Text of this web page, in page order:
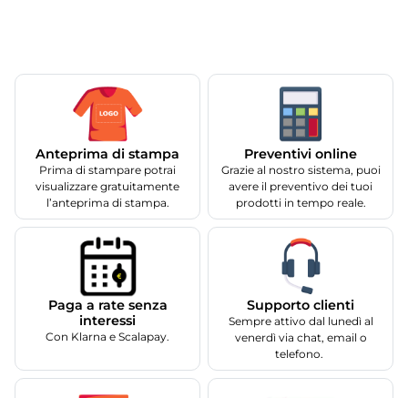
Anteprima di stampa
Prima di stampare potrai
visualizzare gratuitamente
l’anteprima di stampa.
Preventivi online
Grazie al nostro sistema, puoi
avere il preventivo dei tuoi
prodotti in tempo reale.
Paga a rate senza
interessi
Con Klarna e Scalapay.
Supporto clienti
Sempre attivo dal lunedì al
venerdì via chat, email o
telefono.